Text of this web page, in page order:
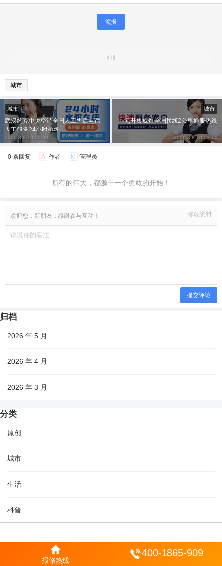
海报
城市
城市
武汉约克中央空调全国人工售后电话
人工服务24小时热线
2026-3-8 10:03:09
城市
元升集成灶全国联线2公里通服热线
2026-3-8 10:03:14
0 条回复 A 作者 M 管理员
所有的伟大，都源于一个勇敢的开始！
欢迎您，新朋友，感谢参与互动！ 修改资料
提交评论
归档
2026 年 5 月
2026 年 4 月
2026 年 3 月
分类
原创
城市
生活
科普
报修热线
400-1865-909